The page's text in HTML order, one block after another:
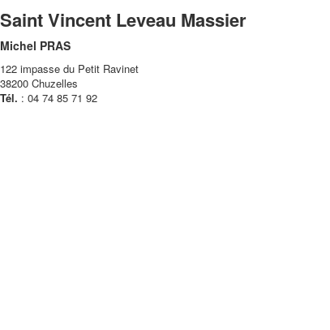
Saint Vincent Leveau Massier
Michel PRAS
122 impasse du Petit Ravinet
38200 Chuzelles
Tél. : 04 74 85 71 92